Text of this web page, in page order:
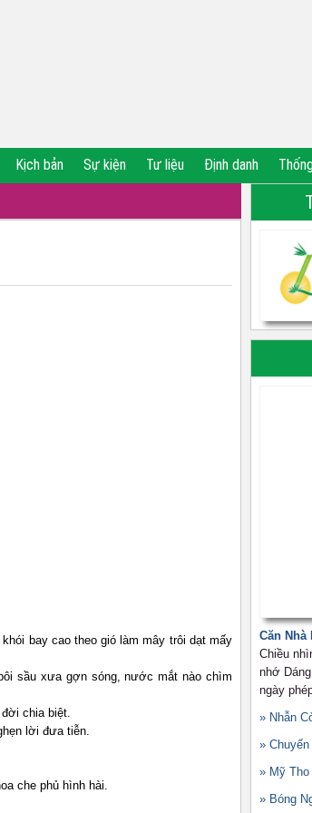
Kịch bản Sự kiện Tư liệu Định danh
bay cao theo gió làm mây trôi dạt mấy
sầu xưa gợn sóng, nước mắt nào chìm
chia biệt.
lời đưa tiễn.
che phủ hình hài.
Căn Nhà
Chiều
nhớ
ngày
» Nhẫn
»
» Mỹ Tho
» Bóng